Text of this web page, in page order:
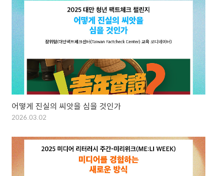
어떻게 진실의 씨앗을 심을 것인가
2026.03.02